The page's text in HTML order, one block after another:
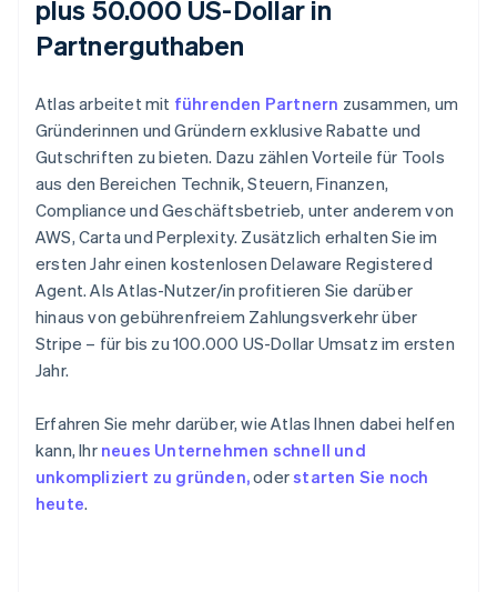
plus 50.000 US-Dollar in
Partnerguthaben
Atlas arbeitet mit führenden Partnern zusammen, um
Gründerinnen und Gründern exklusive Rabatte und
Gutschriften zu bieten. Dazu zählen Vorteile für Tools
aus den Bereichen Technik, Steuern, Finanzen,
Compliance und Geschäftsbetrieb, unter anderem von
AWS, Carta und Perplexity. Zusätzlich erhalten Sie im
ersten Jahr einen kostenlosen Delaware Registered
Agent. Als Atlas-Nutzer/in profitieren Sie darüber
hinaus von gebührenfreiem Zahlungsverkehr über
Stripe – für bis zu 100.000 US-Dollar Umsatz im ersten
Jahr.
Erfahren Sie mehr darüber, wie Atlas Ihnen dabei helfen
kann, Ihr neues Unternehmen schnell und
unkompliziert zu gründen,oderstarten Sie noch
heute.